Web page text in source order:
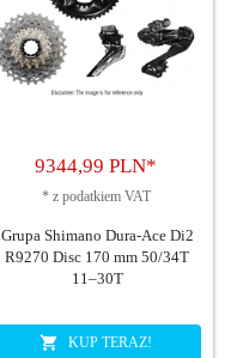
9344,99 PLN*
* z podatkiem VAT
Grupa Shimano Dura-Ace Di2
R9270 Disc 170 mm 50/34T
11–30T
KUP TERAZ!